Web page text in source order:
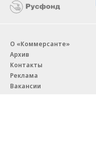
О «Коммерсанте»
Архив
Контакты
Реклама
Вакансии